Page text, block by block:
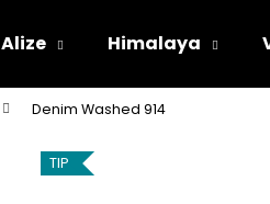
Alize Himalaya
Denim Washed 914
TIP
Co potřebujete